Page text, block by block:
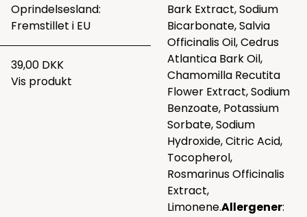
Oprindelsesland:
Fremstillet i EU
39,00 DKK
Vis produkt
Bark Extract, Sodium
Bicarbonate, Salvia
Officinalis Oil, Cedrus
Atlantica Bark Oil,
Chamomilla Recutita
Flower Extract, Sodium
Benzoate, Potassium
Sorbate, Sodium
Hydroxide, Citric Acid,
Tocopherol,
Rosmarinus Officinalis
Extract,
Limonene.Allergener: